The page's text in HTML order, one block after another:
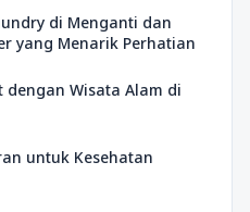
di Menganti dan
yang Menarik Perhatian
dengan Wisata Alam di
untuk Kesehatan